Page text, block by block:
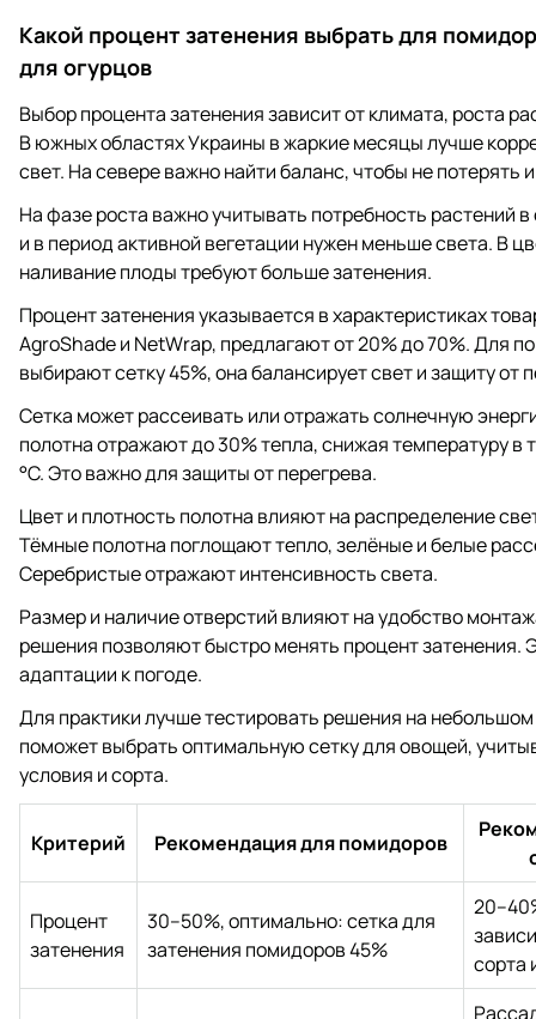
Какой процент затенения выбрать для
для огурцов
Выбор процента затенения зависит от климата, роста
В южных областях Украины в жаркие месяцы лучше
свет. На севере важно найти баланс, чтобы не потерять
На фазе роста важно учитывать потребность растений
и в период активной вегетации нужен меньше света. В
наливание плоды требуют больше затенения.
Процент затенения указывается в характеристиках
AgroShade и NetWrap, предлагают от 20% до 70%. Для
выбирают сетку 45%, она балансирует свет и защиту от
Сетка может рассеивать или отражать солнечную
полотна отражают до 30% тепла, снижая температуру в
°C. Это важно для защиты от перегрева.
Цвет и плотность полотна влияют на распределение
Тёмные полотна поглощают тепло, зелёные и белые
Серебристые отражают интенсивность света.
Размер и наличие отверстий влияют на удобство
решения позволяют быстро менять процент затенения.
адаптации к погоде.
Для практики лучше тестировать решения на небольшом
поможет выбрать оптимальную сетку для овощей,
условия и сорта.
Критерий Рекомендация для помидоров
Процент
затенения
30–50%, оптимально: сетка для
затенения помидоров 45%
сорта